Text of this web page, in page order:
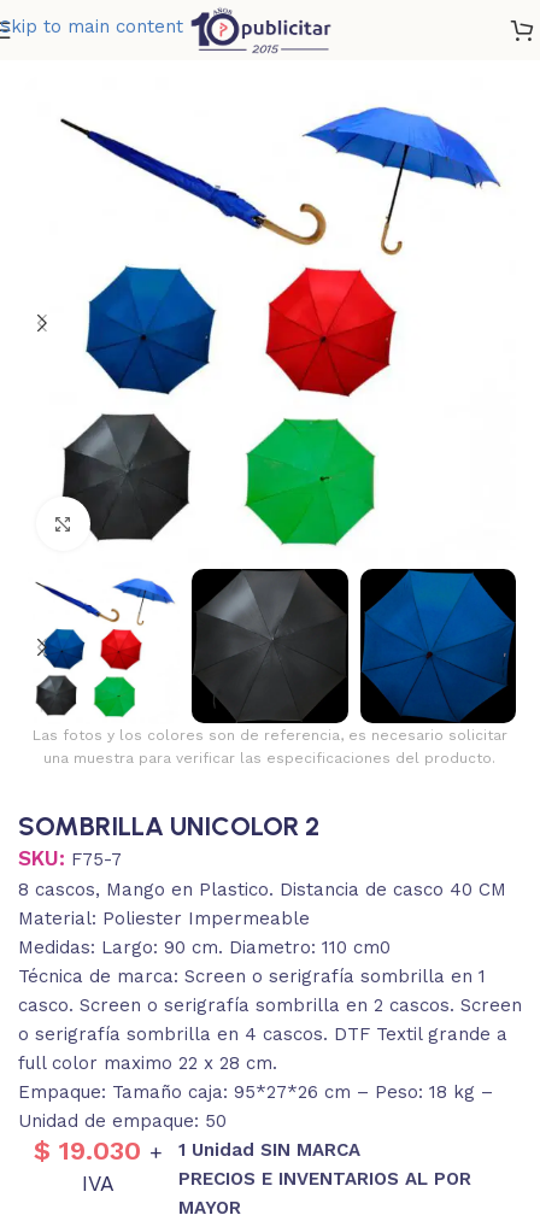
Skip to main content
SOMBRILLA UNICOLOR 2
Clic para ampliar
Las fotos y los colores son de referencia, es necesario solicitar
una muestra para verificar las especificaciones del producto.
SOMBRILLA UNICOLOR 2
SKU: F75-7
8 cascos, Mango en Plastico. Distancia de casco 40 CM
Material: Poliester Impermeable
Medidas: Largo: 90 cm. Diametro: 110 cm0
Técnica de marca: Screen o serigrafía sombrilla en 1
casco. Screen o serigrafía sombrilla en 2 cascos. Screen
o serigrafía sombrilla en 4 cascos. DTF Textil grande a
full color maximo 22 x 28 cm.
Empaque: Tamaño caja: 95*27*26 cm – Peso: 18 kg –
Unidad de empaque: 50
$ 19.030 +
IVA
1 Unidad SIN MARCA
PRECIOS E INVENTARIOS AL POR
MAYOR